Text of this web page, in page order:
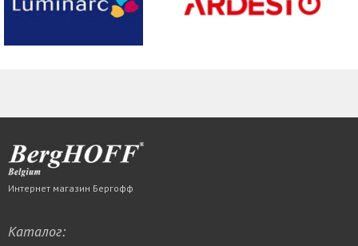
Интернет магазин Бергофф
Каталог: